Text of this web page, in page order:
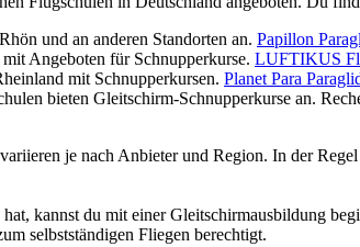
und an anderen Standorten an. Papillon
Angeboten für Schnupperkurse. LUFTIKUS
mit Schnupperkursen. Planet Para
bieten Gleitschirm-Schnupperkurse an.
je nach Anbieter und Region. In der
kannst du mit einer Gleitschirmausbildung
selbstständigen Fliegen berechtigt.